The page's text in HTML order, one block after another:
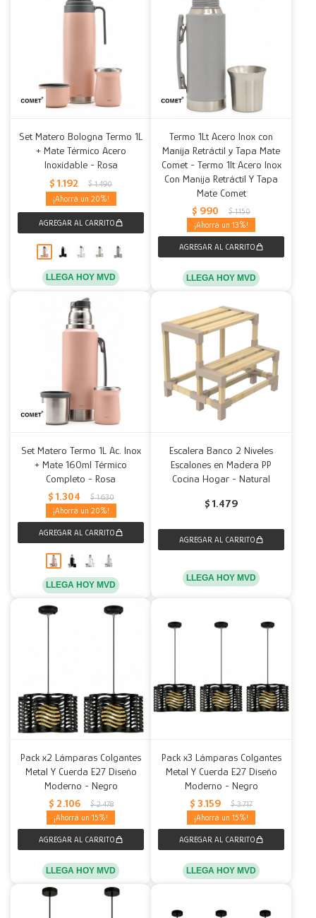
Set Matero Bologna Termo 1L
+ Mate Térmico Acero
Inoxidable - Rosa
$ 1.192 $ 1.490
20
LLEGA HOY MVD
Termo 1Lt Acero Inox con
Manija Retráctil y Tapa Mate
Comet - Termo 1lt Acero Inox
Con Manija Retráctil Y Tapa
Mate Comet
$ 990 $ 1.150
13
LLEGA HOY MVD
Set Matero Termo 1L Ac. Inox
+ Mate 160ml Térmico
Completo - Rosa
$ 1.304 $ 1.630
20
LLEGA HOY MVD
Escalera Banco 2 Niveles
Escalones en Madera PP
Cocina Hogar - Natural
$ 1.479
LLEGA HOY MVD
Pack x2 Lámparas Colgantes
Metal Y Cuerda E27 Diseño
Moderno - Negro
$ 2.106 $ 2.478
15
LLEGA HOY MVD
Pack x3 Lámparas Colgantes
Metal Y Cuerda E27 Diseño
Moderno - Negro
$ 3.159 $ 3.717
15
LLEGA HOY MVD